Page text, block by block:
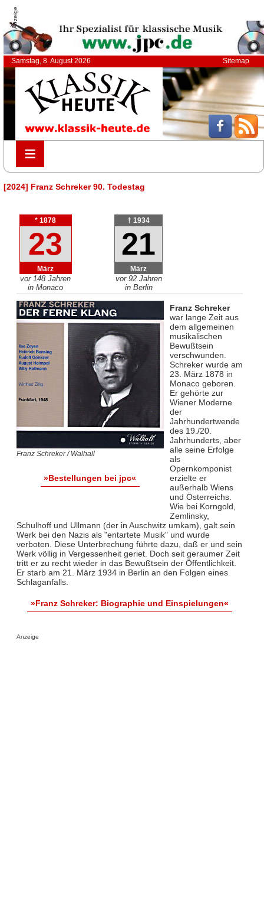
Anzeige
Samstag, 8. August 2026 Sitemap
≡
≡
[2024] Franz Schreker 90. Todestag
* 1878
23
März
vor 148 Jahren
in Monaco
† 1934
21
März
vor 92 Jahren
in Berlin
Franz Schreker / Walhall
»Bestellungen bei jpc«
Franz Schreker
war lange Zeit aus
dem allgemeinen
musikalischen
Bewußtsein
verschwunden.
Schreker wurde am
23. März 1878 in
Monaco geboren.
Er gehörte zur
Wiener Moderne
der
Jahrhundertwende
des 19./20.
Jahrhunderts, aber
alle seine Erfolge
als
Opernkomponist
erzielte er
außerhalb Wiens
und Österreichs.
Wie bei Korngold,
Zemlinsky,
Schulhoff und Ullmann (der in Auschwitz umkam), galt sein
Werk bei den Nazis als "entartete Musik" und wurde
verboten. Diese Unterbrechung führte dazu, daß er und sein
Werk völlig in Vergessenheit geriet. Doch seit geraumer Zeit
tritt er zu recht wieder in das Bewußtsein der Öffentlichkeit.
Er starb am 21. März 1934 in Berlin an den Folgen eines
Schlaganfalls.
»Franz Schreker: Biographie und Einspielungen«
Anzeige